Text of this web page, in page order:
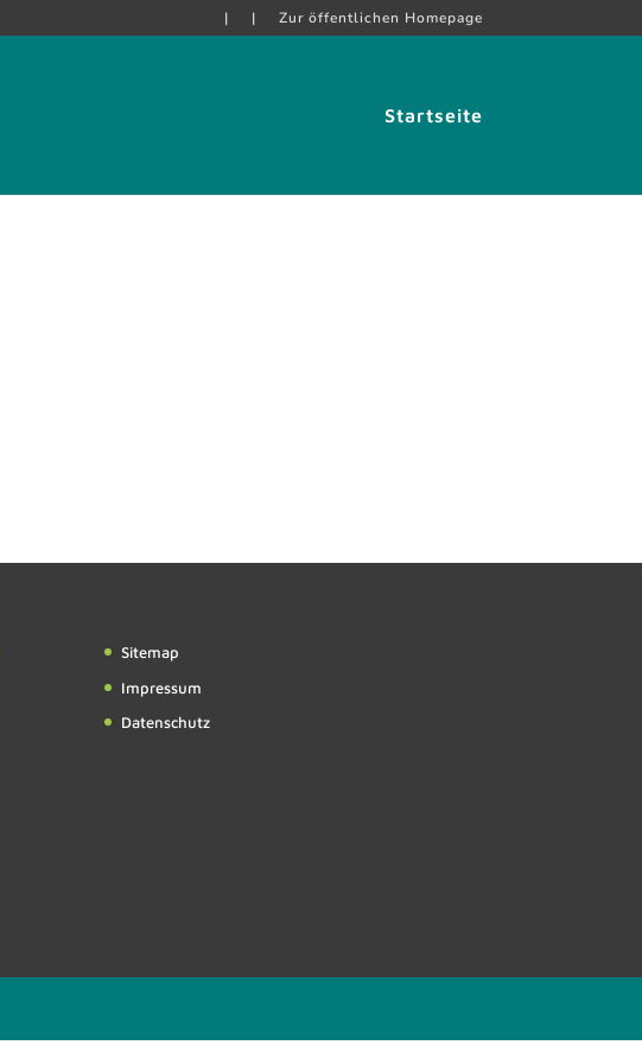
| | Zur öffentlichen Homepage
Startseite
Sitemap
Impressum
Datenschutz